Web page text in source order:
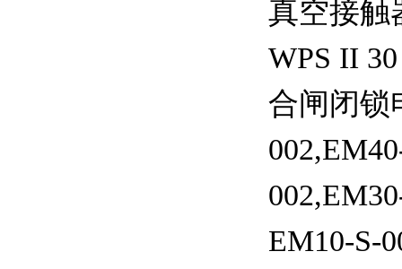
真空接触
WPS II
合闸闭锁
EM10-S-